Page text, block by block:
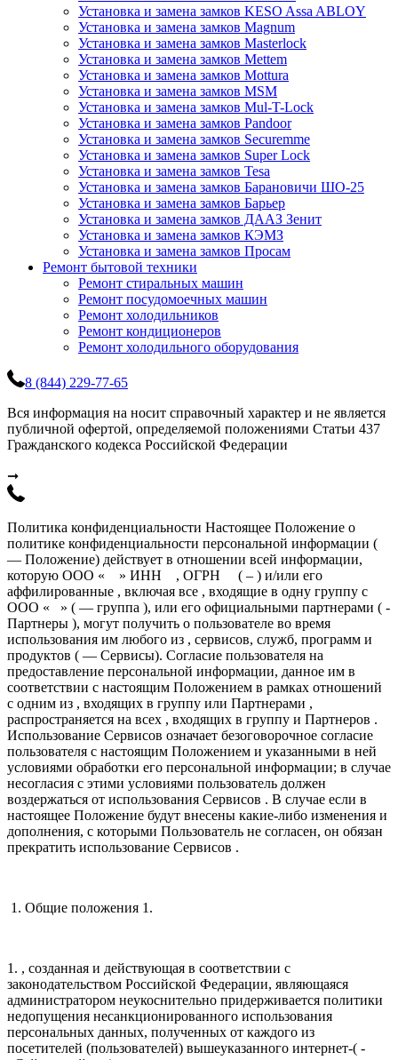
Установка и замена замков KESO Assa ABLOY
Установка и замена замков Magnum
Установка и замена замков Masterlock
Установка и замена замков Mettem
Установка и замена замков Mottura
Установка и замена замков MSM
Установка и замена замков Mul-T-Lock
Установка и замена замков Pandoor
Установка и замена замков Securemme
Установка и замена замков Super Lock
Установка и замена замков Tesa
Установка и замена замков Барановичи ШО-25
Установка и замена замков Барьер
Установка и замена замков ДААЗ Зенит
Установка и замена замков КЭМЗ
Установка и замена замков Просам
Ремонт бытовой техники
Ремонт стиральных машин
Ремонт посудомоечных машин
Ремонт холодильников
Ремонт кондиционеров
Ремонт холодильного оборудования
8 (844) 229-77-65
Вся информация на носит справочный характер и не является
публичной офертой, определяемой положениями Статьи 437
Гражданского кодекса Российской Федерации
➞
Политика конфиденциальности Настоящее Положение о
политике конфиденциальности персональной информации (
— Положение) действует в отношении всей информации,
которую ООО « » ИНН , ОГРН ( – ) и/или его
аффилированные , включая все , входящие в одну группу с
ООО « » ( — группа ), или его официальными партнерами ( -
Партнеры ), могут получить о пользователе во время
использования им любого из , сервисов, служб, программ и
продуктов ( — Сервисы). Согласие пользователя на
предоставление персональной информации, данное им в
соответствии с настоящим Положением в рамках отношений
с одним из , входящих в группу или Партнерами ,
распространяется на всех , входящих в группу и Партнеров .
Использование Сервисов означает безоговорочное согласие
пользователя с настоящим Положением и указанными в ней
условиями обработки его персональной информации; в случае
несогласия с этими условиями пользователь должен
воздержаться от использования Сервисов . В случае если в
настоящее Положение будут внесены какие-либо изменения и
дополнения, с которыми Пользователь не согласен, он обязан
прекратить использование Сервисов .
1. Общие положения 1.
1. , созданная и действующая в соответствии с
законодательством Российской Федерации, являющаяся
администратором неукоснительно придерживается политики
недопущения несанкционированного использования
персональных данных, полученных от каждого из
посетителей (пользователей) вышеуказанного интернет-( -